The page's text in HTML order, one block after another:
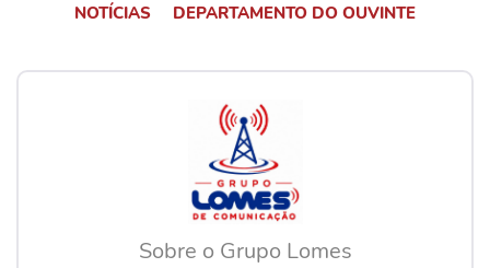
NOTÍCIAS DEPARTAMENTO DO OUVINTE
Sobre o Grupo Lomes